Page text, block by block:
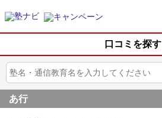
口コミを探す
あ行